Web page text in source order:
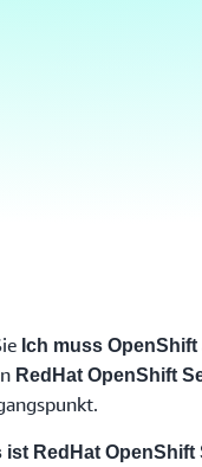
Ich muss
RedHat OpenShift
ist RedHat OpenShift